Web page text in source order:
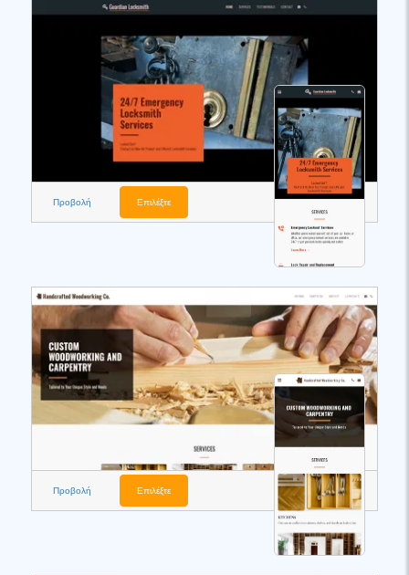
Προβολή Επιλέξτε
Προβολή Επιλέξτε